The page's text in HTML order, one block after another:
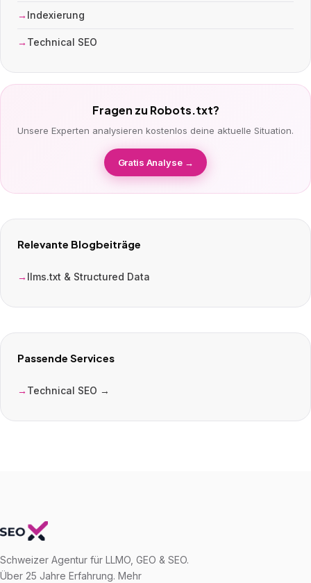
Indexierung
Technical SEO
Fragen zu Robots.txt?
Unsere Experten analysieren kostenlos deine aktuelle Situation.
Gratis Analyse →
Relevante Blogbeiträge
llms.txt & Structured Data
Passende Services
Technical SEO →
Schweizer Agentur für LLMO, GEO & SEO.
Über 25 Jahre Erfahrung. Mehr